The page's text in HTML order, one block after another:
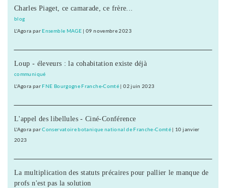
Charles Piaget, ce camarade, ce frère...
blog
L'Agora par Ensemble MAGE |09 novembre 2023
Loup - éleveurs : la cohabitation existe déjà
communiqué
L'Agora par FNE Bourgogne Franche-Comté |02 juin 2023
L'appel des libellules - Ciné-Conférence
L'Agora parConservatoire botanique national de Franche-Comté| 10 janvier
2023
La multiplication des statuts précaires pour pallier le manque de
profs n'est pas la solution